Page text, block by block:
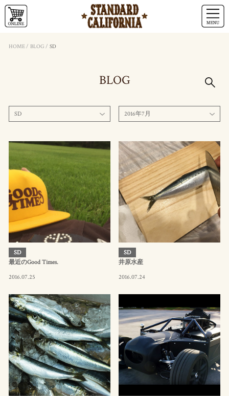
HOME/ BLOG / SD
BLOG
SD 2016年7月
SD
最近のGood Times.
2016.07.25
SD
井原水産
2016.07.24